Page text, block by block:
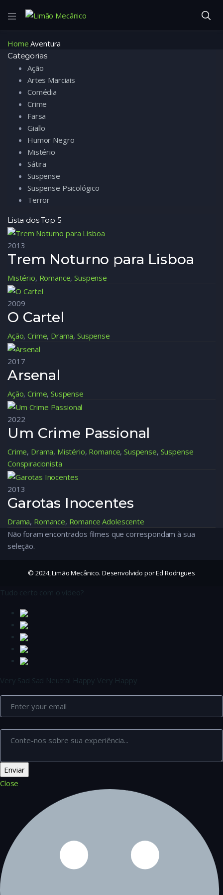
Home Aventura
Não foram encontrados filmes que correspondam à sua
seleção.
Categorias
Ação
Artes Marciais
Comédia
Crime
Farsa
Giallo
Humor Negro
Mistério
Sátira
Suspense
Suspense Psicológico
Terror
Lista dos Top 5
2013
Trem Noturno para Lisboa
Mistério, Romance,Suspense
2009
O Cartel
Ação,Crime, Drama,Suspense
2017
Arsenal
Ação,Crime,Suspense
2022
Um Crime Passional
Crime, Drama, Mistério, Romance,Suspense, Suspense
Conspiracionista
2013
Garotas Inocentes
Drama, Romance, Romance Adolescente
© 2024, Limão Mecânico. Desenvolvido por Ed Rodrigues
Tudo certo com o vídeo?
Very Sad Sad Neutral Happy Very Happy
Close